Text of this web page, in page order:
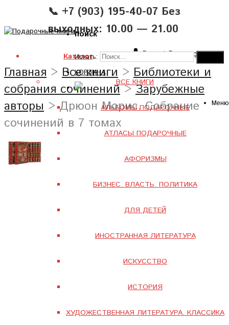
📞 +7 (903) 195-40-07 Без
выходных: 10.00 — 21.00
Вход|Регистрация
Каталог
ВСЕ КНИГИ
АЛЬБОМЫ ПОДАРОЧНЫЕ
АТЛАСЫ ПОДАРОЧНЫЕ
АФОРИЗМЫ
БИЗНЕС. ВЛАСТЬ. ПОЛИТИКА
ДЛЯ ДЕТЕЙ
ИНОСТРАННАЯ ЛИТЕРАТУРА
ИСКУССТВО
ИСТОРИЯ
ХУДОЖЕСТВЕННАЯ ЛИТЕРАТУРА. КЛАССИКА
поиск
Искать:
КОРЗИНА
Меню
Главная > Все книги > Библиотеки и
собрания сочинений>Зарубежные
авторы > Дрюон Морис. Собрание
сочинений в 7 томах